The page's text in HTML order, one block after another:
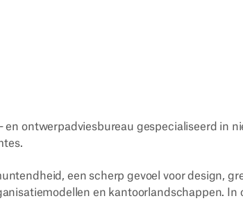
ontwerpadviesbureau gespecialiseerd in
een scherp gevoel voor design,
en kantoorlandschappen. In